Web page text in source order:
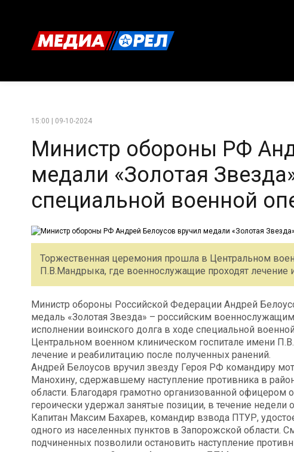
15:00 | 09-10-2024
Министр обороны РФ
медали «Золотая
специальной военной
Торжественная церемония прошла в Центральном
П.В.Мандрыка, где военнослужащие проходят лечение
Министр обороны Российской Федерации Андрей
медаль «Золотая Звезда» – российским
исполнении воинского долга в ходе специальной
Центральном военном клиническом госпитале имени
лечение и реабилитацию после полученных ранений.
Андрей Белоусов вручил звезду Героя РФ командиру
Манохину, сдержавшему наступление противника в
области. Благодаря грамотно организованной офицером
героически удержал занятые позиции, в течение недели
Капитан Максим Бахарев, командир взвода ПТУР,
одного из населенных пунктов в Запорожской области.
подчиненных позволили остановить наступление